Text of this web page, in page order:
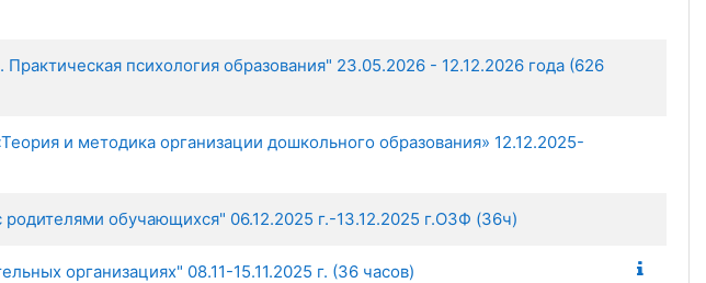
психология образования" 23.05.2026 - 12.12.2026 года (626
и методика организации дошкольного образования» 12.12.2025-
обучающихся" 06.12.2025 г.-13.12.2025 г.ОЗФ (36ч)
организациях" 08.11-15.11.2025 г. (36 часов)